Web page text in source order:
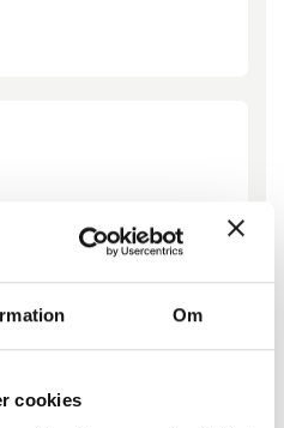
Om
cookies